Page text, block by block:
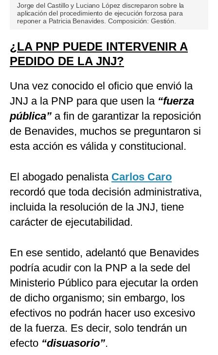
Jorge del Castillo y Luciano López discreparon sobre la
aplicación del procedimiento de ejecución forzosa para
reponer a Patricia Benavides. Composición: Gestión.
¿LA PNP PUEDE INTERVENIR A
PEDIDO DE LA JNJ?
Una vez conocido el oficio que envió la
JNJ a la PNP para que usen la “fuerza
pública” a fin de garantizar la reposición
de Benavides, muchos se preguntaron si
esta acción es válida y constitucional.
El abogado penalista Carlos Caro
recordó que toda decisión administrativa,
incluida la resolución de la JNJ, tiene
carácter de ejecutabilidad.
En ese sentido, adelantó que Benavides
podría acudir con la PNP a la sede del
Ministerio Público para ejecutar la orden
de dicho organismo; sin embargo, los
efectivos no podrán hacer uso excesivo
de la fuerza. Es decir, solo tendrán un
efecto “disuasorio”.